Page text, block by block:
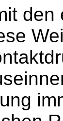
den